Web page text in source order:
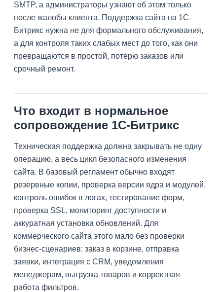
SMTP, а администраторы узнают об этом только
после жалобы клиента. Поддержка сайта на 1С-
Битрикс нужна не для формального обслуживания,
а для контроля таких слабых мест до того, как они
превращаются в простой, потерю заказов или
срочный ремонт.
Что входит в нормальное
сопровождение 1С-Битрикс
Техническая поддержка должна закрывать не одну
операцию, а весь цикл безопасного изменения
сайта. В базовый регламент обычно входят
резервные копии, проверка версии ядра и модулей,
контроль ошибок в логах, тестирование форм,
проверка SSL, мониторинг доступности и
аккуратная установка обновлений. Для
коммерческого сайта этого мало без проверки
бизнес-сценариев: заказ в корзине, отправка
заявки, интеграция с CRM, уведомления
менеджерам, выгрузка товаров и корректная
работа фильтров.